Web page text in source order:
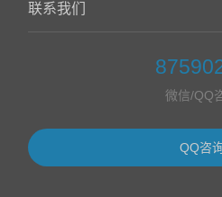
联系我们
微信/QQ
QQ咨